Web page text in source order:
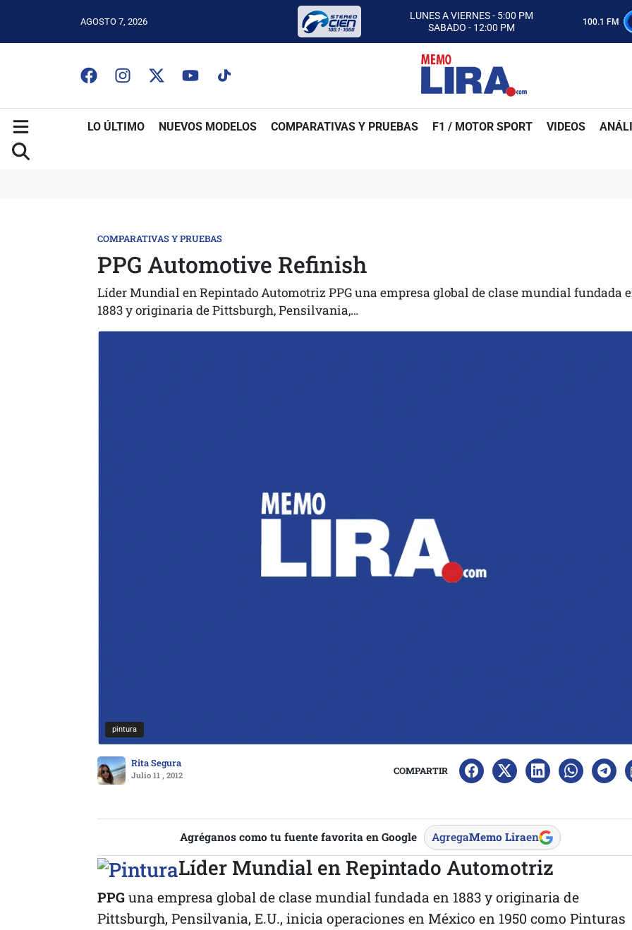
AGOSTO 7, 2026
LUNES A VIERNES - 5:00 PM
SABADO - 12:00 PM
ESCUCHA AUTOS AL CIEN
CON MEMO LIRA Y SU EQUIPO
LUNES A VIERNES - 5:00 PM
SABADO - 12:00 PM
100.1 FM
LO ÚLTIMO NUEVOS MODELOS COMPARATIVAS Y PRUEBAS F1 / MOTOR SPORT VIDEOS
COMPARATIVAS Y PRUEBAS
PPG Automotive Refinish
Líder Mundial en Repintado Automotriz PPG una empresa global de clase mundial fundada
1883 y originaria de Pittsburgh, Pensilvania,…
pintura
Rita Segura
Julio 11 , 2012 COMPARTIR
Agréganos como tu fuente favorita en Google AgregaMemo Liraen
Líder Mundial en Repintado Automotriz
PPG una empresa global de clase mundial fundada en 1883 y originaria de
Pittsburgh, Pensilvania, E.U., inicia operaciones en México en 1950 como Pinturas